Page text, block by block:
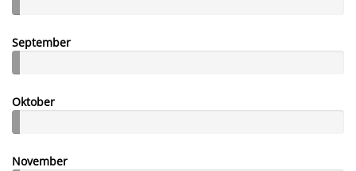
September
Oktober
November